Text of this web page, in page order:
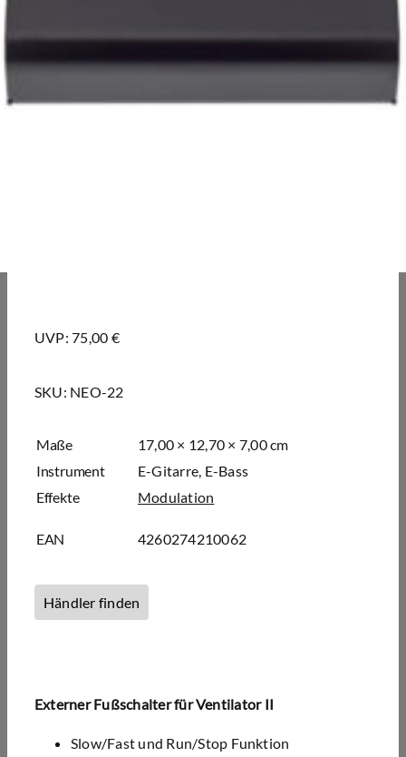
UVP: 75,00 €
SKU: NEO-22
Maße
17,00 × 12,70 × 7,00 cm
Instrument
E-Gitarre, E-Bass
Effekte
Modulation
EAN 4260274210062
Händler finden
Externer Fußschalter für Ventilator II
Slow/Fast und Run/Stop Funktion